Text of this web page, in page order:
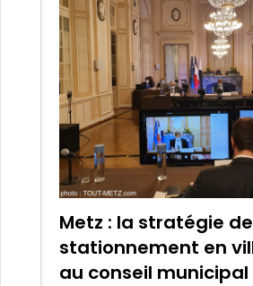
Metz : la stratégie de
stationnement en
au conseil municipal